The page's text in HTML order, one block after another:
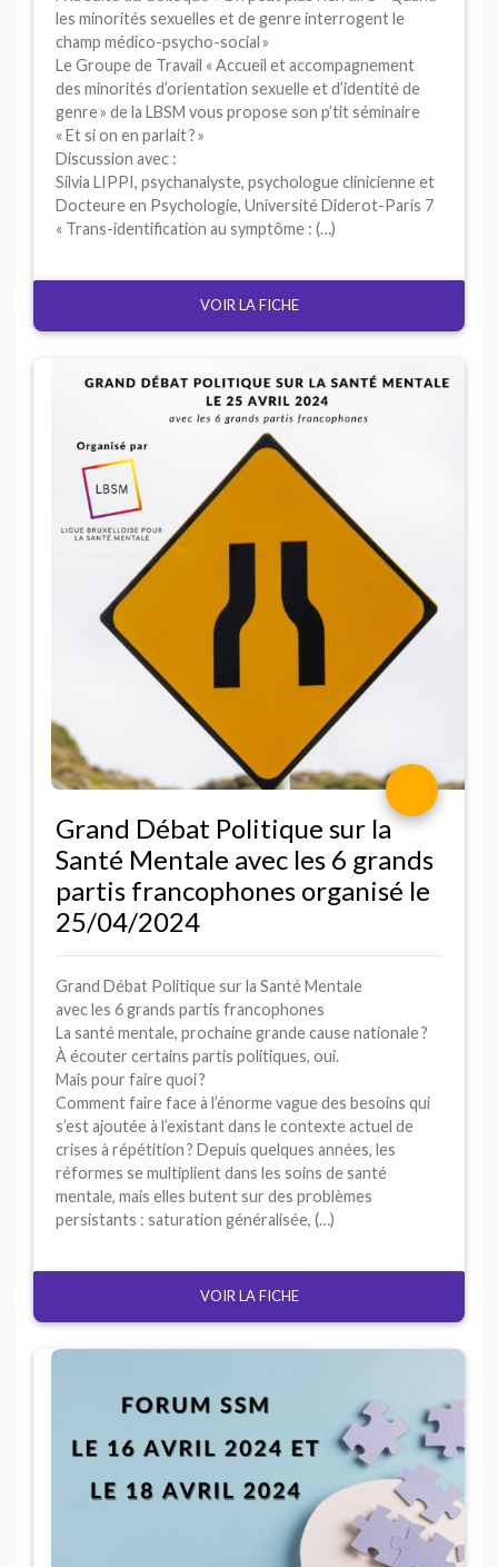
les minorités sexuelles et de genre interrogent le
champ médico-psycho-social»
Le Groupe de Travail «Accueil et accompagnement
des minorités d’orientation sexuelle et d’identité de
genre» de la LBSM vous propose son p’tit séminaire
«Et si on en parlait?»
Discussion avec :
Silvia LIPPI, psychanalyste, psychologue clinicienne et
Docteure en Psychologie, Université Diderot-Paris 7
« Trans-identification au symptôme : (…)
VOIR LA FICHE
Grand Débat Politique sur la
Santé Mentale avec les 6 grands
partis francophones organisé le
25/04/2024
Grand Débat Politique sur la Santé Mentale
avec les 6 grands partis francophones
La santé mentale, prochaine grande cause nationale?
À écouter certains partis politiques, oui.
Mais pour faire quoi?
Comment faire face à l’énorme vague des besoins qui
s’est ajoutée à l’existant dans le contexte actuel de
crises à répétition? Depuis quelques années, les
réformes se multiplient dans les soins de santé
mentale, mais elles butent sur des problèmes
persistants : saturation généralisée, (…)
VOIR LA FICHE